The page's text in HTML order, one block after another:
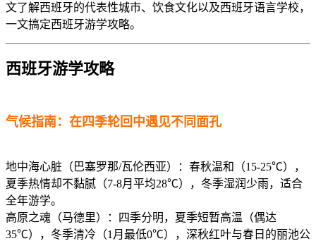
文了解西班牙的代表性城市、饮食文化以及西班牙语言学校，
一文搞定西班牙游学攻略。
西班牙游学攻略
气候指南：在四季轮回中遇见不同面孔
地中海心脏（巴塞罗那/瓦伦西亚）：春秋温和（15-25℃），
夏季热情却不黏腻（7-8月平均28℃），冬季湿润少雨，适合
全年游学。
高原之魂（马德里）：四季分明，夏季短暂高温（偶达
35℃），冬季清冷（1月最低0℃），深秋红叶与春日的丽池公